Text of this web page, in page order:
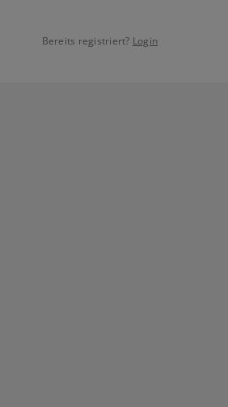
Bereits registriert? Login